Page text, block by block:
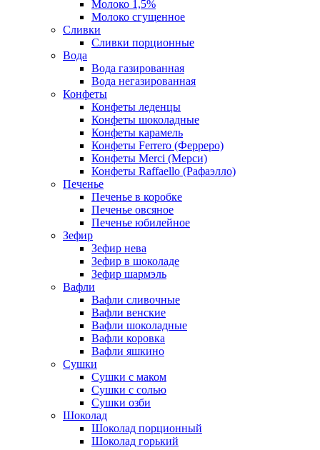
Молоко 1,5%
Молоко сгущенное
Сливки
Сливки порционные
Вода
Вода газированная
Вода негазированная
Конфеты
Конфеты леденцы
Конфеты шоколадные
Конфеты карамель
Конфеты Ferrero (Ферреро)
Конфеты Merci (Мерси)
Конфеты Raffaello (Рафаэлло)
Печенье
Печенье в коробке
Печенье овсяное
Печенье юбилейное
Зефир
Зефир нева
Зефир в шоколаде
Зефир шармэль
Вафли
Вафли сливочные
Вафли венские
Вафли шоколадные
Вафли коровка
Вафли яшкино
Сушки
Сушки с маком
Сушки с солью
Сушки озби
Шоколад
Шоколад порционный
Шоколад горький